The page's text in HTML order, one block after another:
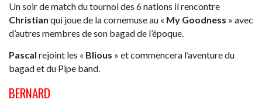
Un soir de match du tournoi des 6 nations il rencontre
Christian qui joue de la cornemuse au « My Goodness » avec
d’autres membres de son bagad de l’époque.
Pascal rejoint les « Blious » et commencera l’aventure du
bagad et du Pipe band.
BERNARD